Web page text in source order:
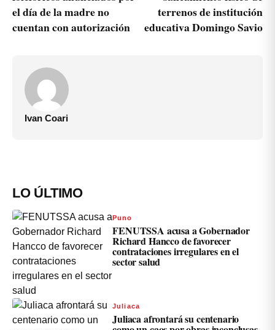
el día de la madre no
cuentan con autorización
terrenos de institución
educativa Domingo Savio
Ivan Coari
LO ÚLTIMO
Puno
FENUTSSA acusa a Gobernador
Richard Hancco de favorecer
contrataciones irregulares en el
sector salud
Juliaca
Juliaca afrontará su centenario